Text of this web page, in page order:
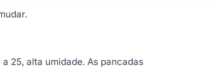
25, alta umidade. As pancadas